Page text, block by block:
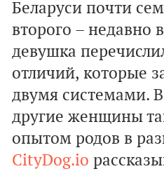
Беларуси почти
второго – недавно
девушка
отличий, которые
двумя системами.
другие женщины
опытом родов в
CityDog.io